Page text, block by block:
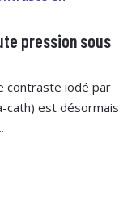
pression sous
contraste iodé par
cath) est désormais